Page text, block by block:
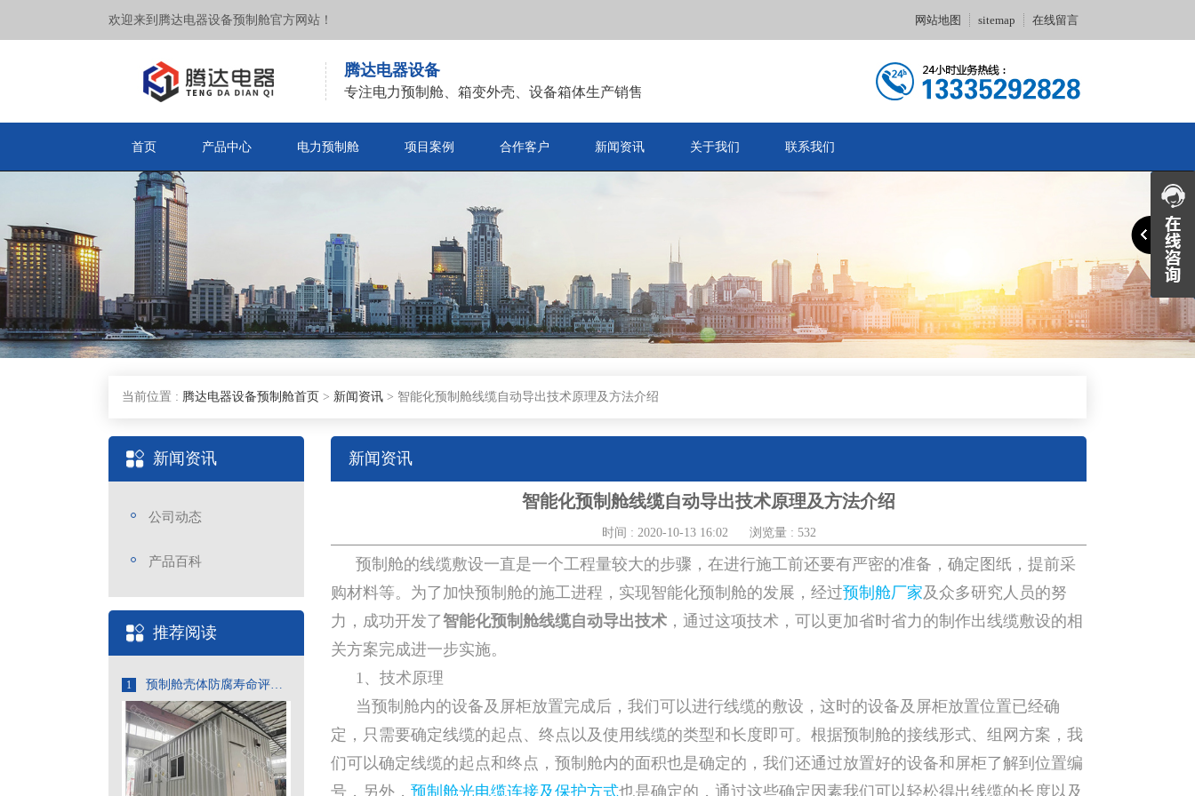
欢迎来到腾达电器设备预制舱官方网站！ 网站地图 sitemap 在线留言
腾达电器设备
专注电力预制舱、箱变外壳、设备箱体生产销售
首页 产品中心 电力预制舱 项目案例 合作客户 新闻资讯 关于我们 联系我们
当前位置 : 腾达电器设备预制舱首页 > 新闻资讯 > 智能化预制舱线缆自动导出技术原理及方法介绍
新闻资讯
公司动态
产品百科
推荐阅读
1 预制舱壳体防腐寿命评估与维护
新闻资讯
智能化预制舱线缆自动导出技术原理及方法介绍
时间 : 2020-10-13 16:02 浏览量 : 532
预制舱的线缆敷设一直是一个工程量较大的步骤，在进行施工前还要有严密的准备，确定图纸，提前采
购材料等。为了加快预制舱的施工进程，实现智能化预制舱的发展，经过预制舱厂家及众多研究人员的努
力，成功开发了智能化预制舱线缆自动导出技术 ，通过这项技术，可以更加省时省力的制作出线缆敷设的相
关方案完成进一步实施。
1、技术原理
当预制舱内的设备及屏柜放置完成后，我们可以进行线缆的敷设，这时的设备及屏柜放置位置已经确
定，只需要确定线缆的起点、终点以及使用线缆的类型和长度即可。根据预制舱的接线形式、组网方案，我
们可以确定线缆的起点和终点，预制舱内的面积也是确定的，我们还通过放置好的设备和屏柜了解到位置编
号，另外， 预制舱光电缆连接及保护方式也是确定的，通过这些确定因素我们可以轻松得出线缆的长度以及